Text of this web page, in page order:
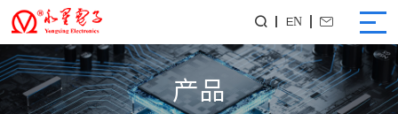
 EN 
产品